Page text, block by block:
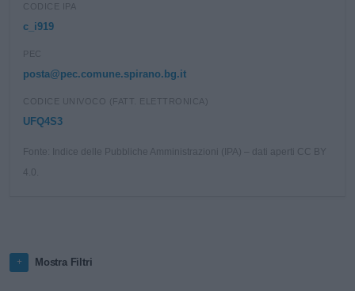
CODICE IPA
c_i919
PEC
posta@pec.comune.spirano.bg.it
CODICE UNIVOCO (FATT. ELETTRONICA)
UFQ4S3
Fonte: Indice delle Pubbliche Amministrazioni (IPA) – dati aperti CC BY
Mostra Filtri